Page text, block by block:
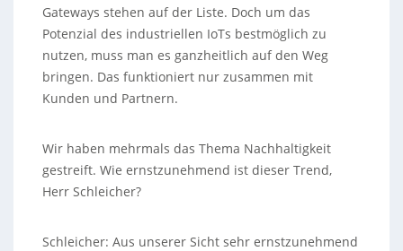
Gateways stehen auf der Liste. Doch um das
Potenzial des industriellen IoTs bestmöglich zu
nutzen, muss man es ganzheitlich auf den Weg
bringen. Das funktioniert nur zusammen mit
Kunden und Partnern.
Wir haben mehrmals das Thema Nachhaltigkeit
gestreift. Wie ernstzunehmend ist dieser Trend,
Herr Schleicher?
Schleicher: Aus unserer Sicht sehr ernstzunehmend